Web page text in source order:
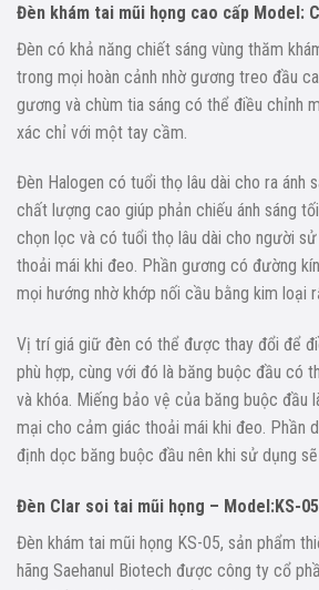
Đèn khám tai mũi họng cao cấp Model:
Đèn có khả năng chiết sáng vùng thăm
trong mọi hoàn cảnh nhờ gương treo đầu
gương và chùm tia sáng có thể điều chỉnh
xác chỉ với một tay cầm.
Đèn Halogen có tuổi thọ lâu dài cho ra ánh
chất lượng cao giúp phản chiếu ánh sáng
chọn lọc và có tuổi thọ lâu dài cho người
thoải mái khi đeo. Phần gương có đường
mọi hướng nhờ khớp nối cầu bằng kim loại
Vị trí giá giữ đèn có thể được thay đổi để
phù hợp, cùng với đó là băng buộc đầu có
và khóa. Miếng bảo vệ của băng buộc đầu
mại cho cảm giác thoải mái khi đeo. Phần
định dọc băng buộc đầu nên khi sử dụng
Đèn Clar soi tai mũi họng – Model:KS-05
Đèn khám tai mũi họng KS-05, sản phẩm
hãng Saehanul Biotech được công ty cổ